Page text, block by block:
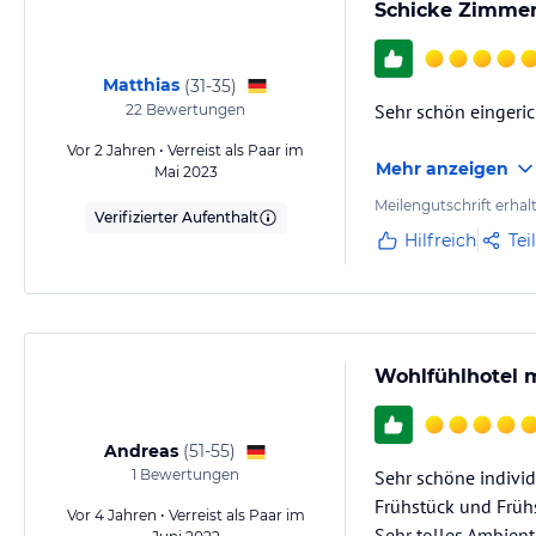
​Für geschäftliche Reisen bietet unser modern ausgestatteter
Tagungen oder sonstige Events.
​In unserem Blog informieren wir Sie über aktuelle
In unserem Boutique-Hotel "Altes Rathaus" wird jede Übernachtung
Gastronomie im Hotel
Ein reichhaltiges kontinentales Frühstück ist im Zimmerpreis
Für kulinarische Köstlichkeiten empfehlen wir Ihnen unser "à la
Lahn" in nur 2 Gehminuten entfernt.
Sport und Unterhaltung
Der Kreislauf kommt bei einem ausgiebigen Gang durch unser
Matthias (31-35)
22 Bewertungen
Vor 2 Jahren • Verreist als Paar im
Mai 2023
Verifizierter Aufenthalt
Schicke
Sehr schön
Mehr anzeigen
Meilengutschrift
Hilfreich
Andreas (51-55)
1 Bewertungen
Vor 4 Jahren • Verreist als Paar im
Wohlfühlhotel
Sehr schöne
Frühstück und